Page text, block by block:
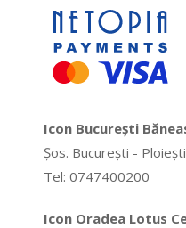
Icon București
Șos. București -
Tel: 0747400200
Icon Oradea Lotus